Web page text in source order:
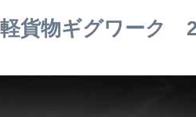
貨物ギグワーク